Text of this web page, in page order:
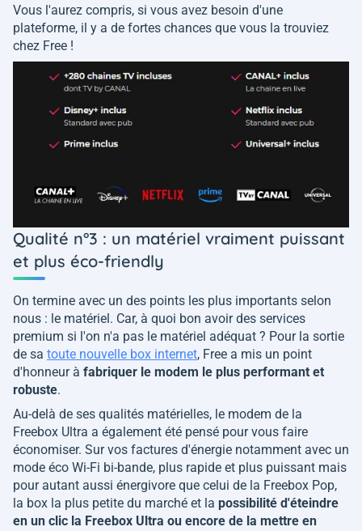
Vous l'aurez compris, si vous avez besoin d'une
plateforme, il y a de fortes chances que vous la trouviez
chez Free !
Qualité n°3 : un matériel vraiment puissant
et plus éco-friendly
On termine avec un des points les plus importants selon
nous : le matériel. Car, à quoi bon avoir des services
premium si l'on n'a pas le matériel adéquat ? Pour la sortie
de sa toute nouvelle box internet, Free a mis un point
d'honneur à fabriquer le modem le plus performant et
robuste.
Au-delà de ses qualités matérielles, le modem de la
Freebox Ultra a également été pensé pour vous faire
économiser. Sur vos factures d'énergie notamment avec un
mode éco Wi-Fi bi-bande, plus rapide et plus puissant mais
pour autant aussi énergivore que celui de la Freebox Pop,
la box la plus petite du marché et la possibilité d'éteindre
en un clic la Freebox Ultra ou encore de la mettre en